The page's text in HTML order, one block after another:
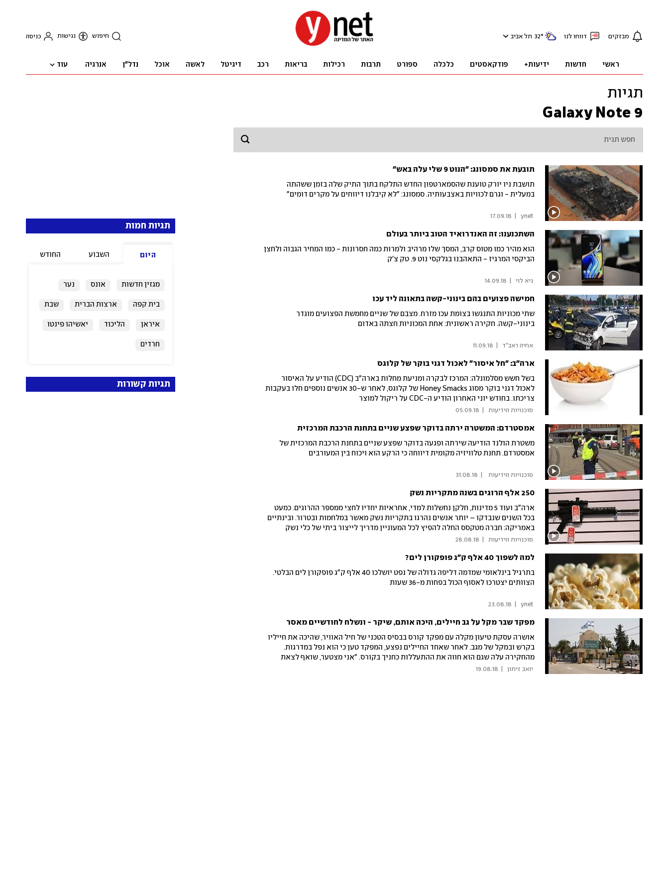
מבזקים דווחו לנו 32° תל אביב חיפוש נגישות כניסה
ראשי חדשות ידיעות+ פודקאסטים כלכלה ספורט תרבות רכילות בריאות רכב דיגיטל לאשה אוכל נדל"ן אנרגיה עוד
תגיות
Galaxy Note 9
תובעת את סמסונג: "הנוט 9 שלי עלה באש"
תושבת ניו יורק טוענת שהסמארטפון החדש התלקח בתוך התיק שלה בזמן ששהתה
במעלית - וגרם לכוויות באצבעותיה. סמסונג: "לא קיבלנו דיווחים על מקרים דומים"
17.09.18
השתכנענו: זה האנדרואיד הטוב ביותר בעולם
הוא מהיר כמו מטוס קרב, המסך שלו מרהיב ולמרות כמה חסרונות - כמו המחיר הגבוה ולחצן
הביקסי המרגיז - התאהבנו בגלקסי נוט 9. טק צ'ק
גיא לוי 14.09.18
חמישה פצועים בהם בינוני-קשה בתאונה ליד עכו
שתי מכוניות התנגשו בצומת עכו מזרח. מצבם של שניים מחמשת הפצועים מוגדר
בינוני-קשה. חקירה ראשונית: אחת המכוניות חצתה באדום
אחיה ראב"ד 11.09.18
ארה"ב: "חל איסור" לאכול דגני בוקר של קלוגס
בשל חשש מסלמונלה: המרכז לבקרה ומניעת מחלות בארה"ב (CDC) הודיע על האיסור
לאכול דגני בוקר מסוג Honey Smacks של קלוגס, לאחר ש-30 אנשים נוספים חלו בעקבות
צריכתו. בחודש יוני האחרון הודיע ה-CDC על ריקול למוצר
סוכנויות הידיעות 05.09.18
אמסטרדם: המשטרה ירתה בדוקר שפצע שניים בתחנת הרכבת המרכזית
משטרת הולנד הודיעה שירתה ופגעה בדוקר שפצע שניים בתחנת הרכבת המרכזית של
אמסטרדם. תחנת טלוויזיה מקומית דיווחה כי הרקע הוא ויכוח בין המעורבים
סוכנויות הידיעות 31.08.18
250 אלף הרוגים בשנה מתקריות נשק
ארה"ב ועוד 5 מדינות, חלקן נחשלות למדי, אחראיות יחדיו לחצי ממספר ההרוגים. כמעט
בכל השנים שנבדקו – יותר אנשים נהרגו בתקריות נשק מאשר במלחמות ובטרור. ובינתיים
באמריקה: חברה מטקסס החלה להפיץ לכל המעוניין מדריך לייצור ביתי של כלי נשק
במדפסות תלת-ממד
סוכנויות הידיעות 28.08.18
למה לשפוך 40 אלף ק"ג פופקורן לים?
בתרגיל בינלאומי שמדמה דליפה גדולה של נפט יושלכו 40 אלף ק"ג פופקורן לים הבלטי.
הצוותים יצטרכו לאסוף הכול בפחות מ-36 שעות
23.08.18
מפקד שבר מקל על גב חיילים, היכה אותם, שיקר - ונשלח לחודשיים מאסר
אושרה עסקת טיעון מקלה עם מפקד קורס בבסיס הטכני של חיל האוויר, שהיכה את חייליו
בקרש ובמקל של מגב. לאחר שאחד החיילים נפצע, המפקד טען כי הוא נפל במדרגות.
מהחקירה עלה שגם הוא חווה את ההתעללות כחניך בקורס. "אני מצטער, שואף לצאת
לקצונה", אמר לשופטים
יואב זיתון 19.08.18
תגיות חמות
היום השבוע החודש
מגזין חדשות אונס נער
בית קפה ארצות הברית שבת
איראן הליכוד יאשיהו פינטו
חרדים
תגיות קשורות